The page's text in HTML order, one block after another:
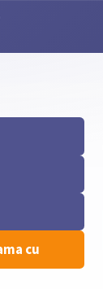
си